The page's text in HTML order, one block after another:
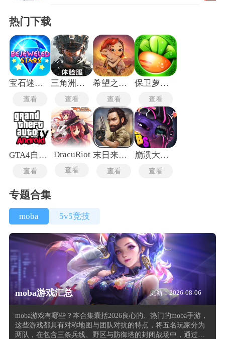
热门下载
宝石迷阵3最新版
查看
三角洲行动体验服
查看
希望之村2手游
查看
保卫萝卜深海版
查看
GTA4自由城之章手机版
查看
DracuRiot
查看
末日来袭手游
查看
崩溃大陆中文版
查看
专题合集
moba 5v5竞技
moba游戏汇总 更新：2026-08-06
moba游戏有哪些？本合集囊括2026良心的、热门的moba手游，
这些游戏都具有对称地图与团队对抗的特点，将五名玩家分为
两队，在包含三条兵线、野区与防御塔的封闭战场中，通过摧